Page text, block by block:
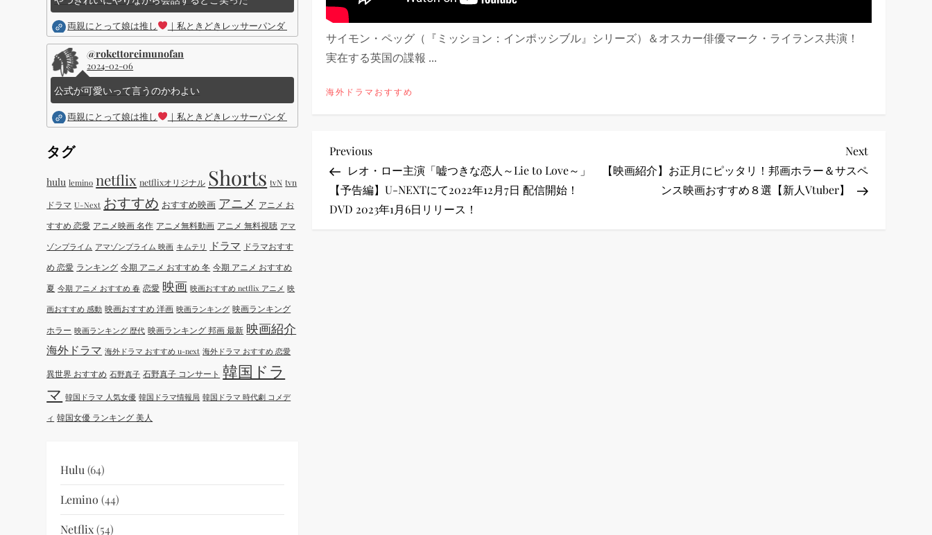
サイモン・ペッグ（『ミッション：インポッシブル』シリーズ）＆オスカー俳優マーク・ライランス共演！
実在する英国の諜報 ...
海外ドラマおすすめ
投
稿
ナ
Previous
Post
Previous
レオ・ロー主演「嘘つきな恋人～Lie to Love～」
【予告編】U-NEXTにて2022年12月7日 配信開始！
DVD 2023年1月6日リリース！
Next
Post
Next
【映画紹介】お正月にピッタリ！邦画ホラー＆サスペ
ンス映画おすすめ８選【新人Vtuber】
両親にとって娘は推し ｜私ときどきレッサーパンダ ｜Disney (ディズニープラス）
@rokettoreimunofan
2024-02-06
公式が可愛いって言うのかわよい
両親にとって娘は推し ｜私ときどきレッサーパンダ ｜Disney (ディズニープラス）
タグ
hulu lemino netflix netflixオリジナル Shorts tvN tvn
ドラマ U-Next おすすめ おすすめ映画 アニメ アニメ お
すすめ 恋愛 アニメ映画 名作 アニメ無料動画 アニメ 無料視聴 アマ
ゾンプライム アマゾンプライム 映画 キムテリ ドラマ ドラマおすす
め 恋愛 ランキング 今期 アニメ おすすめ 冬 今期 アニメ おすすめ
夏 今期 アニメ おすすめ 春 恋愛 映画 映画おすすめ netflix アニメ 映
画おすすめ 感動 映画おすすめ 洋画 映画ランキング 映画ランキング
ホラー 映画ランキング 歴代 映画ランキング 邦画 最新 映画紹介
海外ドラマ 海外ドラマ おすすめ u-next 海外ドラマ おすすめ 恋愛
異世界 おすすめ 石野真子 石野真子 コンサート 韓国ドラ
マ 韓国ドラマ 人気女優 韓国ドラマ情報局 韓国ドラマ 時代劇 コメデ
ィ 韓国女優 ランキング 美人
Hulu (64)
Lemino (44)
Netflix(54)